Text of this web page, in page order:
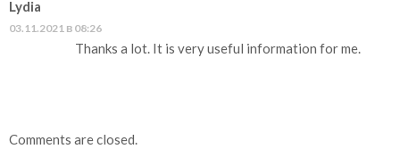
Lydia
03.11.2021 в 08:26
Thanks a lot. It is very useful information for me.
Comments are closed.